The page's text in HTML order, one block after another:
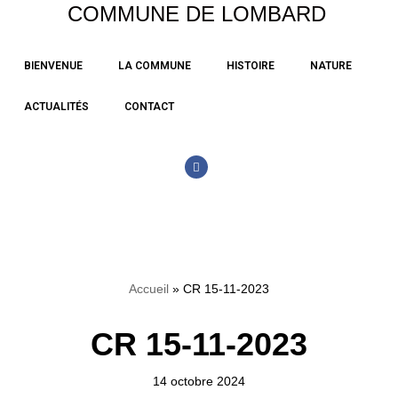
au
COMMUNE DE LOMBARD
BIENVENUE LA COMMUNE HISTOIRE NATURE
ACTUALITÉS CONTACT
Accueil » CR 15-11-2023
CR 15-11-2023
14 octobre 2024